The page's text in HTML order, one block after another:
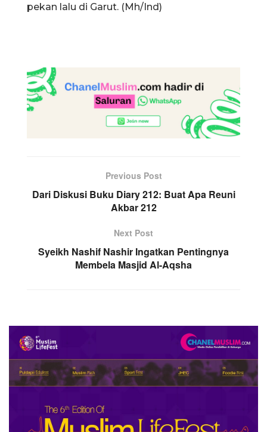
pekan lalu di Garut. (Mh/Ind)
Previous Post
Dari Diskusi Buku Diary 212: Buat Apa Reuni
Akbar 212
Next Post
Syeikh Nashif Nashir Ingatkan Pentingnya
Membela Masjid Al-Aqsha